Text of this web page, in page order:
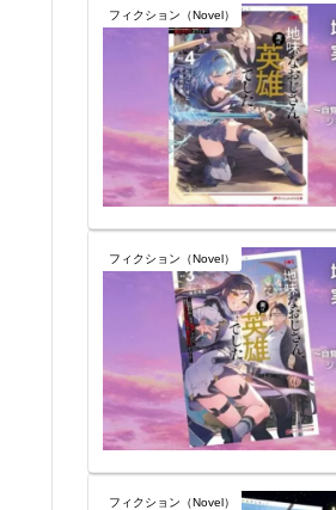
フィクション（Novel）
フィクション（Novel）
フィクション（Novel）